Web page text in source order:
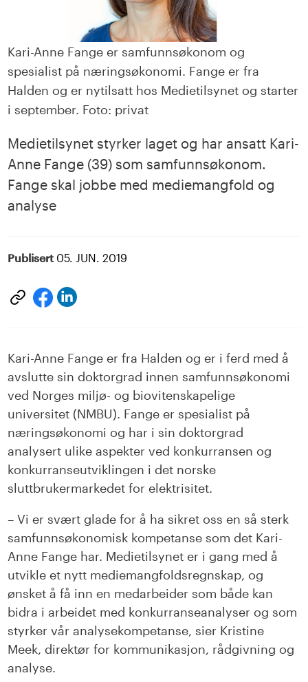
Kari-Anne Fange er samfunnsøkonom og
spesialist på næringsøkonomi. Fange er fra
Halden og er nytilsatt hos Medietilsynet og starter
i september. Foto: privat
Medietilsynet styrker laget og har ansatt Kari-
Anne Fange (39) som samfunnsøkonom.
Fange skal jobbe med mediemangfold og
analyse
Publisert 05. JUN. 2019
Del Del
Kari-Anne Fange er fra Halden og er i ferd med å
avslutte sin doktorgrad innen samfunnsøkonomi
ved Norges miljø- og biovitenskapelige
universitet (NMBU). Fange er spesialist på
næringsøkonomi og har i sin doktorgrad
analysert ulike aspekter ved konkurransen og
konkurranseutviklingen i det norske
sluttbrukermarkedet for elektrisitet.
– Vi er svært glade for å ha sikret oss en så sterk
samfunnsøkonomisk kompetanse som det Kari-
Anne Fange har. Medietilsynet er i gang med å
utvikle et nytt mediemangfoldsregnskap, og
ønsket å få inn en medarbeider som både kan
bidra i arbeidet med konkurranseanalyser og som
styrker vår analysekompetanse, sier Kristine
Meek, direktør for kommunikasjon, rådgivning og
analyse.